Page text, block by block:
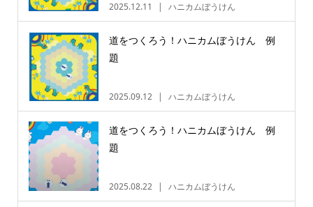
2025.12.11 ハニカムぼうけん
道をつくろう！ハニカムぼうけん 例
題
2025.09.12 ハニカムぼうけん
道をつくろう！ハニカムぼうけん 例
題
2025.08.22 ハニカムぼうけん